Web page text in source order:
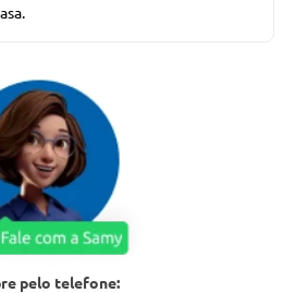
pelo telefone: